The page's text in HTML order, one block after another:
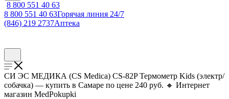
8 800 551 40 63
8 800 551 40 63Горячая линия 24/7
(846) 219 2737Аптека
СИ ЭС МЕДИКА (CS Medica) CS-82P Термометр Kids (электр/
собачка) — купить в Самаре по цене 240 руб. 🔸 Интернет
магазин MedPokupki